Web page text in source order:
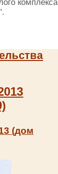
комплекса
(дом